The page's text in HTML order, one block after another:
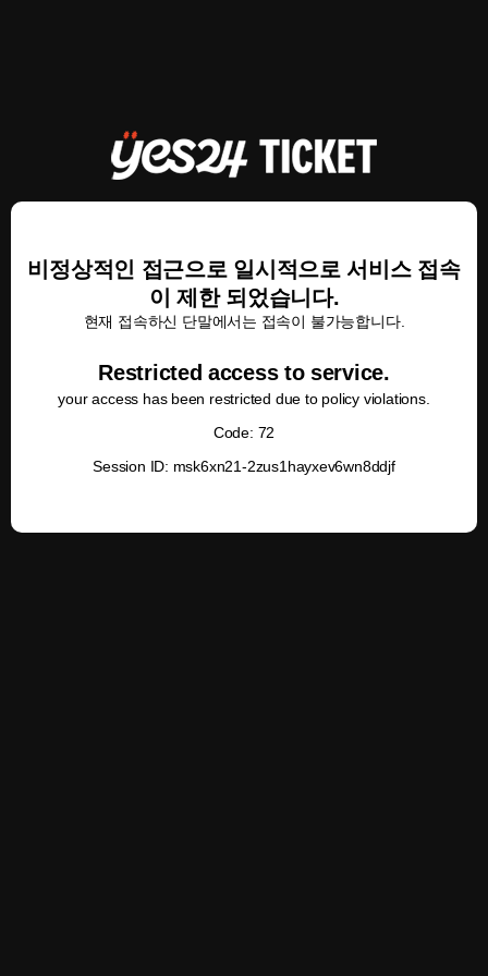
비정상적인 접근으로 일시적으로 서비스 접속
이 제한 되었습니다.
현재 접속하신 단말에서는 접속이 불가능합니다.
Restricted access to service.
your access has been restricted due to policy violations.
Code: 72
Session ID: msk6xn21-2zus1hayxev6wn8ddjf